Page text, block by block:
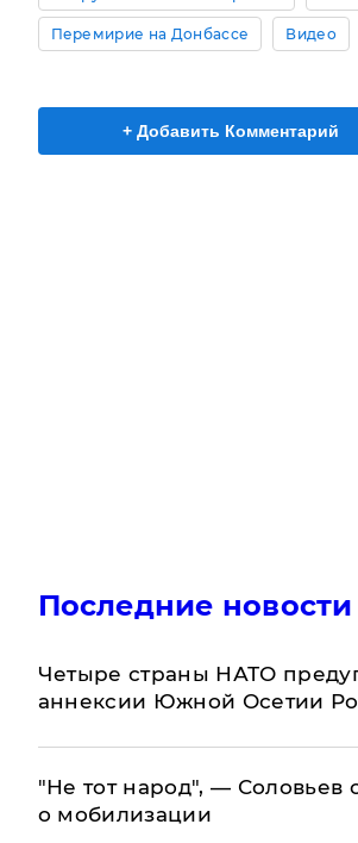
Перемирие на Донбассе Видео
+ Добавить Комментарий
Последние новости
Четыре страны НАТО
аннексии Южной Осетии
​"Не тот народ", — Соловьев
о мобилизации